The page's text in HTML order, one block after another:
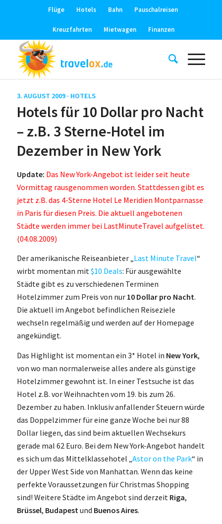
Flüge Hotels Bahn Pauschalreisen
Kreuzfahrten Mietwagen Finanzen
3. AUGUST 2009 · HOTELS
Hotels für 10 Dollar pro Nacht
– z.B. 3 Sterne-Hotel im
Dezember in New York
Update: Das New York-Angebot ist leider seit heute
Vormittag rausgenommen worden. Stattdessen gibt es
jetzt z.B. das 4-Sterne Hotel Le Meridien Montparnasse
in Paris für diesen Preis. Die aktuell angebotenen
Städte werden immer bei LastMinuteTravel aufgelistet.
(04.08.2009)
Der amerikanische Reiseanbieter „Last Minute Travel“
wirbt momentan mit$10 Deals: Für ausgewählte
Städte gibt es zu verschiedenen Terminen
Hotelzimmer zum Preis von nur10 Dollar pro Nacht.
Die aktuell im Angebot befindlichen Reiseziele
wechseln regelmäßig und werden auf der Homepage
angekündigt.
Das Highlight ist momentan ein 3* Hotel in New York,
von wo man normalerweise alles andere als günstige
Hotelzimmer gewohnt ist. In einer Testsuche ist das
Hotel z.B. vor Weihnachten vom 19. bis zum 26.
Dezember zu haben. Inklusiv anfallender Steuern würde
das Doppelzimmer für eine ganze Woche bei nur 88
Dollar liegen, das sind beim aktuellen Wechsekurs
gerade mal 62 Euro. Bei dem New York-Angebot handelt
es sich um das Mittelklassehotel „ Astor on the Park“ in
der Upper West Side von Manhattan. Wenn das keine
perfekte Voraussetzungen für Christmas Shopping
sind! Weitere Städte im Angebot sind derzeit Riga,
Brüssel, Budapest und Buenos Aires.